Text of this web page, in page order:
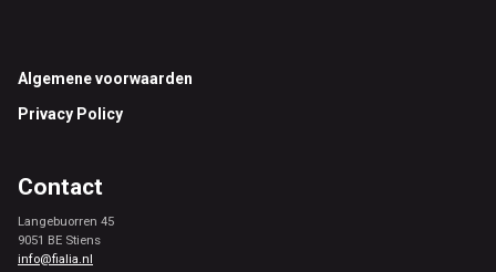
Footer
Algemene voorwaarden
Privacy Policy
Contact
Langebuorren 45
9051 BE Stiens
info@fialia.nl